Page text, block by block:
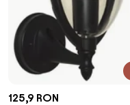
125,9 RON